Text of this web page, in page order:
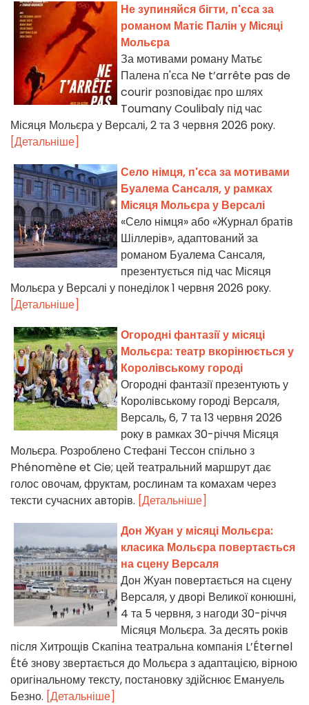
Не зупиняйся бігти, п'єса за
романом Матіє Палін у Місяці
Мольєра
За мотивами роману Матьє
Палена п'єса Ne t’arrête pas de
courir розповідає про шлях
Toumany Coulibaly під час
Місяця Мольєра у Версалі, 2 та 3 червня 2026 року.
[Детальніше]
Село німця, п'єса за мотивами
Буалема Сансаля, у рамках
Місяця Мольєра у Версалі
«Село німця» або «Журнал братів
Шіллерів», адаптований за
романом Буалема Сансаля,
презентується під час Місяця
Мольєра у Версалі у понеділок 1 червня 2026 року.
[Детальніше]
Огородні фантазії у місяці
Мольєра: театр вкорінюється у
Королівському городі
Огородні фантазії презентують у
Королівському городі Версаля,
Версаль, 6, 7 та 13 червня 2026
року в рамках 30-річчя Місяця
Мольєра. Розроблено Стефані Тессон спільно з
Phénomène et Cie; цей театральний маршрут дає
голос овочам, фруктам, рослинам та комахам через
тексти сучасних авторів. [Детальніше]
Дон Жуан у місяці Мольєра:
класика Мольєра повертається
на сцену Версаля
Дон Жуан повертається на сцену
Версаля, у дворі Великої конюшні,
4 та 5 червня, з нагоди 30-річчя
Місяця Мольєра. За десять років
після Хитрощів Скапіна театральна компанія L’Éternel
Été знову звертається до Мольєра з адаптацією, вірною
оригінальному тексту, постановку здійснює Емануель
Безно. [Детальніше]